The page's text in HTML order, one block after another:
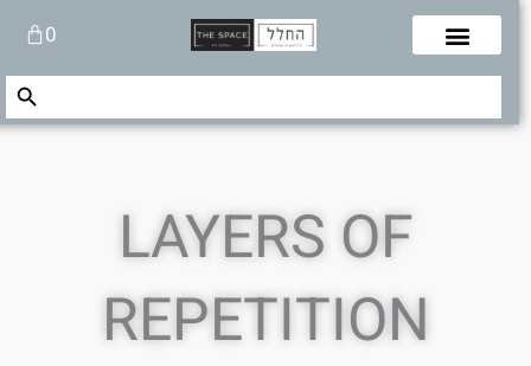
0עגלת
קניות
Search
Search Button
LAYERS OF
REPETITION